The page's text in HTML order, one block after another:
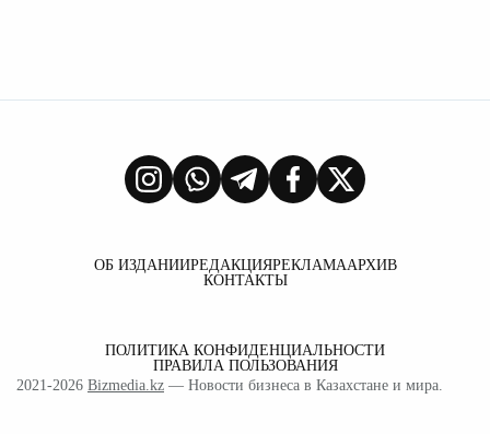
ОБ ИЗДАНИИРЕДАКЦИЯРЕКЛАМААРХИВ
КОНТАКТЫ
ПОЛИТИКА КОНФИДЕНЦИАЛЬНОСТИ
ПРАВИЛА ПОЛЬЗОВАНИЯ
2021-2026 Bizmedia.kz — Новости бизнеса в Казахстане и мира.